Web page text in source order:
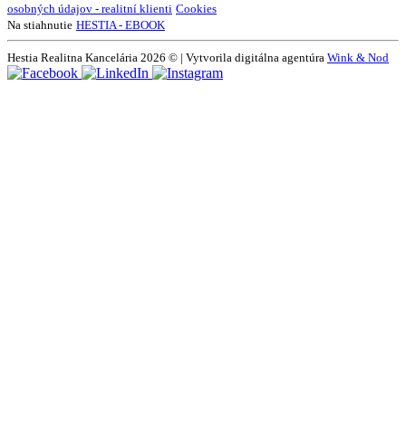
osobných údajov - realitní klienti Cookies
Na stiahnutie HESTIA - EBOOK
Hestia Realitna Kancelária 2026 © | Vytvorila digitálna agentúra Wink & Nod